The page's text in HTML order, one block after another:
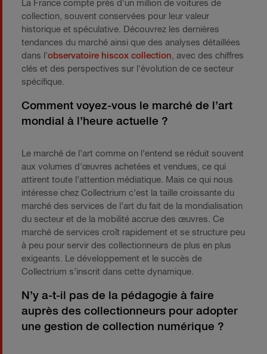
La France compte près d'un million de voitures de
collection, souvent conservées pour leur valeur
historique et spéculative. Découvrez les dernières
tendances du marché ainsi que des analyses détaillées
dans l'observatoire hiscox collection , avec des chiffres
clés et des perspectives sur l'évolution de ce secteur
spécifique.
Comment voyez-vous le marché de l’art
mondial à l’heure actuelle ?
Le marché de l’art comme on l’entend se réduit souvent
aux volumes d'œuvres achetées et vendues, ce qui
attirent toute l’attention médiatique. Mais ce qui nous
intéresse chez Collectrium c’est la taille croissante du
marché des services de l’art du fait de la mondialisation
du secteur et de la mobilité accrue des œuvres. Ce
marché de services croît rapidement et se structure peu
à peu pour servir des collectionneurs de plus en plus
exigeants. Le développement et le succès de
Collectrium s’inscrit dans cette dynamique.
N’y a-t-il pas de la pédagogie à faire
auprès des collectionneurs pour adopter
une gestion de collection numérique ?